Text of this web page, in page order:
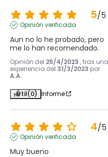
5/5
Opinión verificada
Aun no lo he probado, pero
me lo han recomendado.
Opinión del 25/4/2023 , tras una
experiencia del 31/3/2023 por
A.A.
Útil(0) Informe
4/5
Opinión verificada
Muy bueno